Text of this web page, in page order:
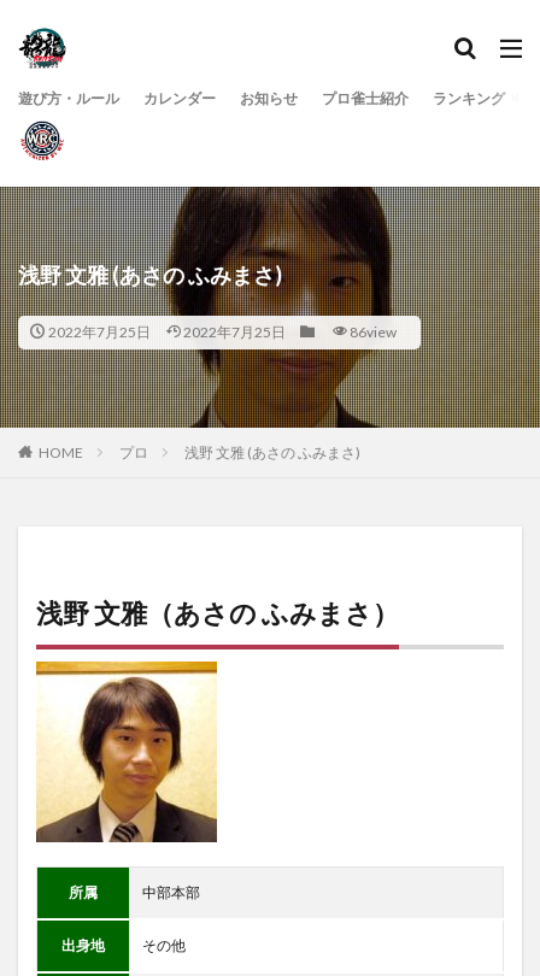
遊び方・ルール カレンダー お知らせ プロ雀士紹介 ランキング
浅野 文雅 (あさの ふみまさ)
2022年7月25日 2022年7月25日 86view
HOME プロ 浅野 文雅 (あさの ふみまさ)
浅野 文雅（あさの ふみまさ）
所属 中部本部
出身地 その他